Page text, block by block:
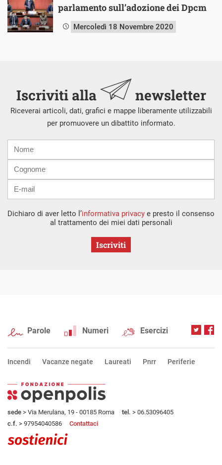
parlamento sull’adozione dei Dpcm
Mercoledì 18 Novembre 2020
Iscriviti alla newsletter
Riceverai articoli, dati, grafici e mappe liberamente utilizzabili
per promuovere un dibattito informato.
mail
Dichiaro di aver letto l’informativa privacy e presto il consenso
al trattamento dei miei dati personali
Iscriviti
Parole Numeri Esercizi
Incendi Vacanze negate Laureati Pnrr Periferie
sede > Via Merulana, 19 - 00185 Roma tel. > 06.53096405
c.f. > 97954040586 Contattaci